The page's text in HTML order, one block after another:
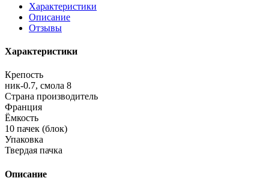
Харaктеристики
Описание
Отзывы
Характеристики
Крепость
ник-0.7, смола 8
Страна производитель
Франция
Ёмкость
10 пачек (блок)
Упаковка
Твердая пачка
Описание